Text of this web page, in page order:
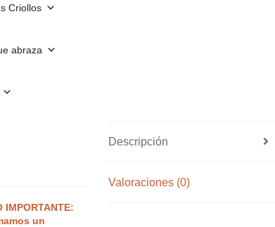
Descripción
Valoraciones (0)
Criollos
abraza
IMPORTANTE:
un